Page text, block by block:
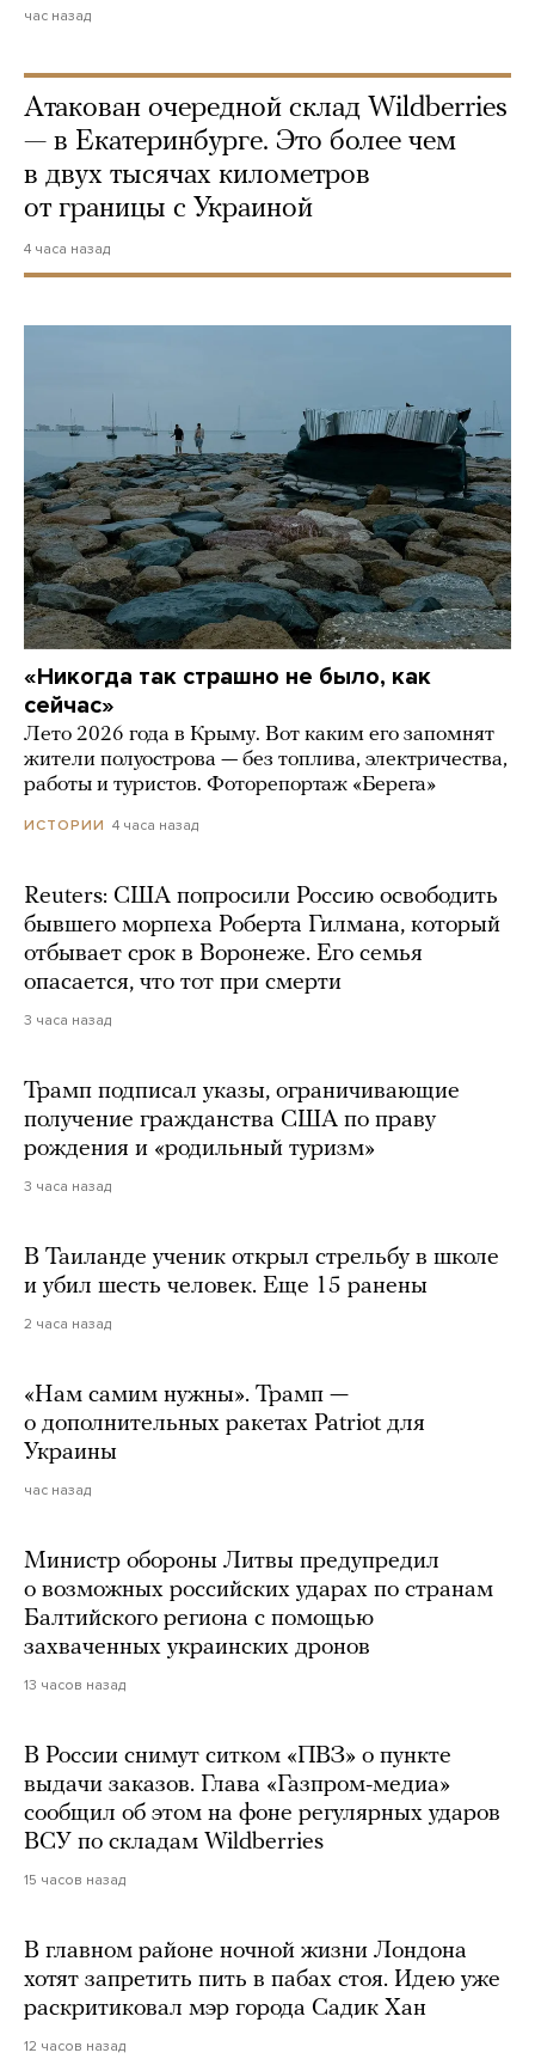
час назад
Атакован очередной склад Wildberries
— в Екатеринбурге. Это более чем
в двух тысячах километров
от границы с Украиной
4 часа назад
«Никогда так страшно не было, как
сейчас»
Лето 2026 года в Крыму. Вот каким его запомнят
жители полуострова — без топлива, электричества,
работы и туристов. Фоторепортаж «Берега»
ИСТОРИИ 4 часа назад
Reuters: США попросили Россию освободить
бывшего морпеха Роберта Гилмана, который
отбывает срок в Воронеже. Его семья
опасается, что тот при смерти
3 часа назад
Трамп подписал указы, ограничивающие
получение гражданства США по праву
рождения и «родильный туризм»
3 часа назад
В Таиланде ученик открыл стрельбу в школе
и убил шесть человек. Еще 15 ранены
2 часа назад
«Нам самим нужны». Трамп —
о дополнительных ракетах Patriot для
Украины
час назад
Министр обороны Литвы предупредил
о возможных российских ударах по странам
Балтийского региона с помощью
захваченных украинских дронов
13 часов назад
В России снимут ситком «ПВЗ» о пункте
выдачи заказов. Глава «Газпром-медиа»
сообщил об этом на фоне регулярных ударов
ВСУ по складам Wildberries
15 часов назад
В главном районе ночной жизни Лондона
хотят запретить пить в пабах стоя. Идею уже
раскритиковал мэр города Садик Хан
12 часов назад